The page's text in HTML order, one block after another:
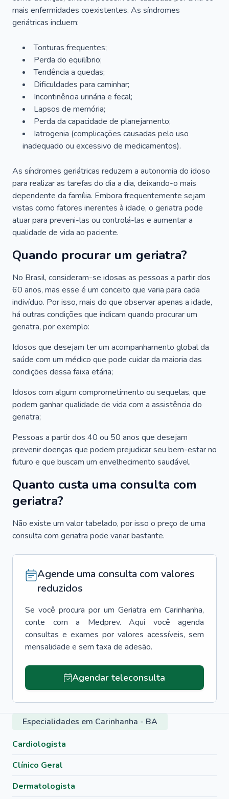
mais enfermidades coexistentes. As síndromes
geriátricas incluem:
Tonturas frequentes;
Perda do equilíbrio;
Tendência a quedas;
Dificuldades para caminhar;
Incontinência urinária e fecal;
Lapsos de memória;
Perda da capacidade de planejamento;
Iatrogenia (complicações causadas pelo uso
inadequado ou excessivo de medicamentos).
As síndromes geriátricas reduzem a autonomia do idoso
para realizar as tarefas do dia a dia, deixando-o mais
dependente da família. Embora frequentemente sejam
vistas como fatores inerentes à idade, o geriatra pode
atuar para preveni-las ou controlá-las e aumentar a
qualidade de vida ao paciente.
Quando procurar um geriatra?
No Brasil, consideram-se idosas as pessoas a partir dos
60 anos, mas esse é um conceito que varia para cada
indivíduo. Por isso, mais do que observar apenas a idade,
há outras condições que indicam quando procurar um
geriatra, por exemplo:
Idosos que desejam ter um acompanhamento global da
saúde com um médico que pode cuidar da maioria das
condições dessa faixa etária;
Idosos com algum comprometimento ou sequelas, que
podem ganhar qualidade de vida com a assistência do
geriatra;
Pessoas a partir dos 40 ou 50 anos que desejam
prevenir doenças que podem prejudicar seu bem-estar no
futuro e que buscam um envelhecimento saudável.
Quanto custa uma consulta com
geriatra?
Não existe um valor tabelado, por isso o preço de uma
consulta com geriatra pode variar bastante.
Agende uma consulta com valores
reduzidos
Se você procura por um Geriatra em Carinhanha,
conte com a Medprev. Aqui você agenda
consultas e exames por valores acessíveis, sem
mensalidade e sem taxa de adesão.
Agendar teleconsulta
Especialidades em Carinhanha - BA
Cardiologista
Clínico Geral
Dermatologista